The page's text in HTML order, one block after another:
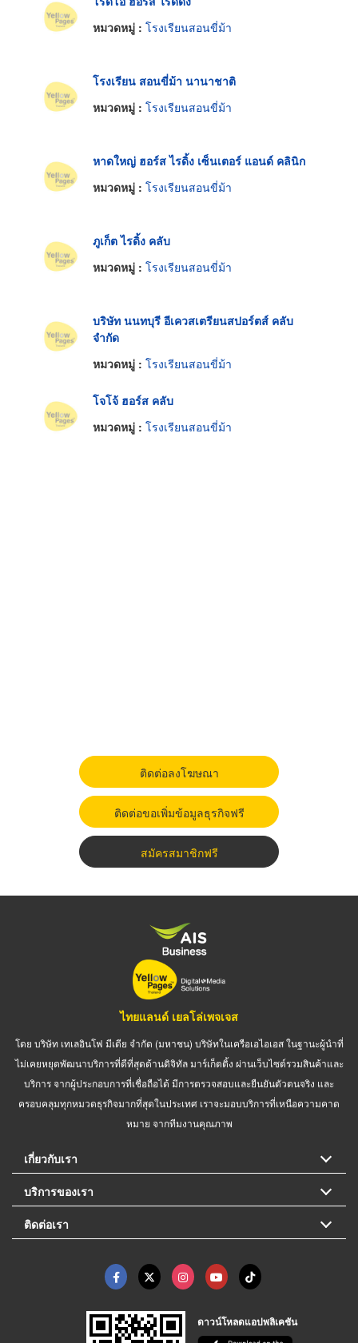
หมวดหมู่ : โรงเรียนสอนขี่ม้า
โรงเรียน สอนขี่ม้า นานาชาติ
หมวดหมู่ : โรงเรียนสอนขี่ม้า
หาดใหญ่ ฮอร์ส ไรดิ้ง เซ็นเตอร์ แอนด์ คลินิก
หมวดหมู่ : โรงเรียนสอนขี่ม้า
ภูเก็ต ไรดิ้ง คลับ
หมวดหมู่ : โรงเรียนสอนขี่ม้า
บริษัท นนทบุรี อีเควสเตรียนสปอร์ตส์ คลับ
จำกัด
หมวดหมู่ : โรงเรียนสอนขี่ม้า
โจโจ้ ฮอร์ส คลับ
หมวดหมู่ : โรงเรียนสอนขี่ม้า
ติดต่อลงโฆษณา
ติดต่อขอเพิ่มข้อมูลธุรกิจฟรี
สมัครสมาชิกฟรี
ไทยแลนด์ เยลโล่เพจเจส
โดย บริษัท เทเลอินโฟ มีเดีย จำกัด (มหาชน) บริษัทในเครือเอไอเอส ในฐานะผู้นำที่
ไม่เคยหยุดพัฒนาบริการที่ดีที่สุดด้านดิจิทัล มาร์เก็ตติ้ง ผ่านเว็บไซต์รวมสินค้าและ
บริการ จากผู้ประกอบการที่เชื่อถือได้ มีการตรวจสอบและยืนยันตัวตนจริง และ
ครอบคลุมทุกหมวดธุรกิจมากที่สุดในประเทศ เราจะมอบบริการที่เหนือความคาด
หมาย จากทีมงานคุณภาพ
เกี่ยวกับเรา
บริการของเรา
ติดต่อเรา
ดาวน์โหลดแอปพลิเคชัน